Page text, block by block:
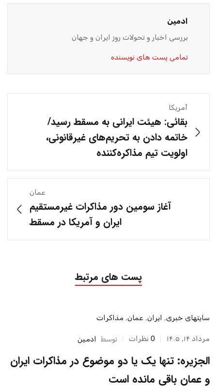
ادمین
بررسی اخبار و تحولات روز ایران و جهان
تمامی پست های نویسنده
آمریکا
بقائی: هیئت ایرانی به مسقط رسید/
خاتمه دادن به تحریم‌های غیرقانونی،
اولویت تیم مذاکره‌کننده
عمان
آغاز سومین دور مذاکرات غیرمستقیم
ایران و آمریکا در مسقط
پست های مرتبط
سایتهای خبری, ایران, عمان, مذاکرات
مرداد ۱۴, ۱۴۰۵ 0 نظرات توسط ادمین
الجزیره: تنها یک یا دو موضوع در مذاکرات ایران
و عمان باقی مانده است